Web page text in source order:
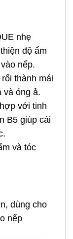
nhẹ
độ ẩm
nếp.
thành mái
và óng ả.
với tinh
B5 giúp cải
và tóc
dùng cho
nếp